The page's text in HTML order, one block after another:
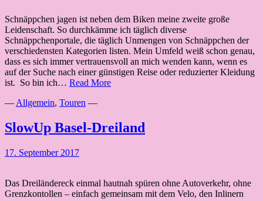
Schnäppchen jagen ist neben dem Biken meine zweite große
Leidenschaft. So durchkämme ich täglich diverse
Schnäppchenportale, die täglich Unmengen von Schnäppchen der
verschiedensten Kategorien listen. Mein Umfeld weiß schon genau,
dass es sich immer vertrauensvoll an mich wenden kann, wenn es
auf der Suche nach einer günstigen Reise oder reduzierter Kleidung
ist. So bin ich… Read MoreCyclista
— Allgemein, Touren —
SlowUp Basel-Dreiland
17. September 2017
Das Dreiländereck einmal hautnah spüren ohne Autoverkehr, ohne
Grenzkontollen – einfach gemeinsam mit dem Velo, den Inlinern